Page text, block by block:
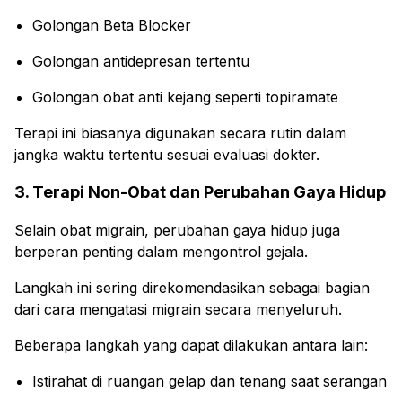
Golongan Beta Blocker
Golongan antidepresan tertentu
Golongan obat anti kejang seperti topiramate
Terapi ini biasanya digunakan secara rutin dalam
jangka waktu tertentu sesuai evaluasi dokter.
3. Terapi Non-Obat dan Perubahan Gaya Hidup
Selain obat migrain, perubahan gaya hidup juga
berperan penting dalam mengontrol gejala.
Langkah ini sering direkomendasikan sebagai bagian
dari cara mengatasi migrain secara menyeluruh.
Beberapa langkah yang dapat dilakukan antara lain:
Istirahat di ruangan gelap dan tenang saat serangan